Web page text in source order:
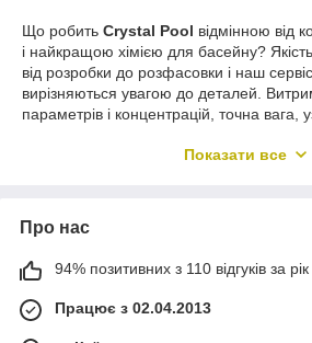
Що робить Crystal Pool відмінною від
і найкращою хімією для басейну?
від розробки до розфасовки і наш
вирізняються увагою до деталей.
параметрів і концентрацій, точна вага,
на складі. Відвантаження в повному
лабораторіях і виготовлена на
австрійського концерну Steinbach
виробляє професійні препарати для
засоби для обробки води. Хімія для
під кількома торговими марками та для
дистрибуції вже впродовж понад 80
Показати все
Про нас
94% позитивних з 110 відгуків за рік
Працює з 02.04.2013